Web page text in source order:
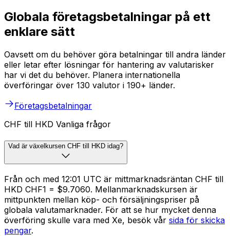
Globala företagsbetalningar på ett
enklare sätt
Oavsett om du behöver göra betalningar till andra länder
eller letar efter lösningar för hantering av valutarisker
har vi det du behöver. Planera internationella
överföringar över 130 valutor i 190+ länder.
Företagsbetalningar
CHF till HKD Vanliga frågor
Vad är växelkursen CHF till HKD idag?
Från och med 12:01 UTC är mittmarknadsräntan CHF till
HKD CHF1 = $9.7060. Mellanmarknadskursen är
mittpunkten mellan köp- och försäljningspriser på
globala valutamarknader. För att se hur mycket denna
överföring skulle vara med Xe, besök vår sida för skicka
pengar.